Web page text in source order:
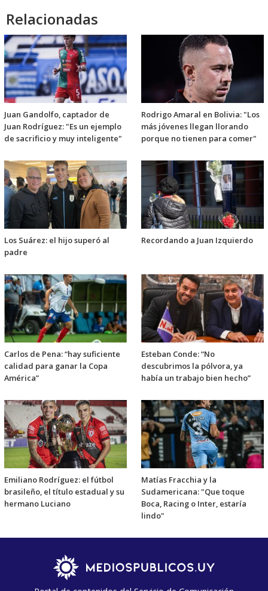
Relacionadas
Juan Gandolfo, captador de
Juan Rodríguez: "Es un ejemplo
de sacrificio y muy inteligente"
Rodrigo Amaral en Bolivia: "Los
más jóvenes llegan llorando
porque no tienen para comer"
Los Suárez: el hijo superó al
padre
Recordando a Juan Izquierdo
Carlos de Pena: “hay suficiente
calidad para ganar la Copa
América”
Esteban Conde: “No
descubrimos la pólvora, ya
había un trabajo bien hecho”
Emiliano Rodríguez: el fútbol
brasileño, el título estadual y su
hermano Luciano
Matías Fracchia y la
Sudamericana: "Que toque
Boca, Racing o Inter, estaría
lindo"